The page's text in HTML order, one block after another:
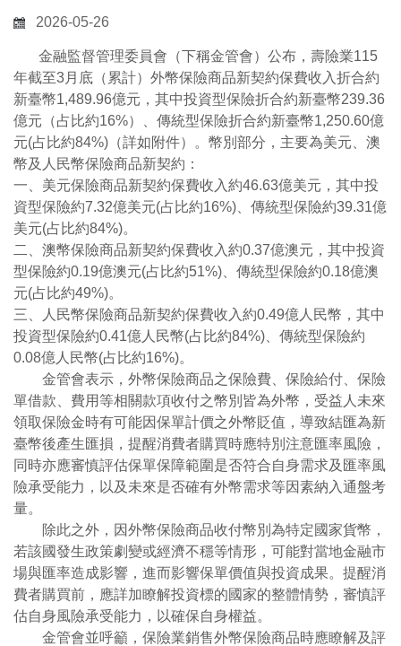
2026-05-26
金融監督管理委員會（下稱金管會）公布，壽險業115
年截至3月底（累計）外幣保險商品新契約保費收入折合約
新臺幣1,489.96億元，其中投資型保險折合約新臺幣239.36
億元（占比約16%）、傳統型保險折合約新臺幣1,250.60億
元(占比約84%)（詳如附件）。幣別部分，主要為美元、澳
幣及人民幣保險商品新契約：
一、美元保險商品新契約保費收入約46.63億美元，其中投
資型保險約7.32億美元(占比約16%)、傳統型保險約39.31億
美元(占比約84%)。
二、澳幣保險商品新契約保費收入約0.37億澳元，其中投資
型保險約0.19億澳元(占比約51%)、傳統型保險約0.18億澳
元(占比約49%)。
三、人民幣保險商品新契約保費收入約0.49億人民幣，其中
投資型保險約0.41億人民幣(占比約84%)、傳統型保險約
0.08億人民幣(占比約16%)。
金管會表示，外幣保險商品之保險費、保險給付、保險
單借款、費用等相關款項收付之幣別皆為外幣，受益人未來
領取保險金時有可能因保單計價之外幣貶值，導致結匯為新
臺幣後產生匯損，提醒消費者購買時應特別注意匯率風險，
同時亦應審慎評估保單保障範圍是否符合自身需求及匯率風
險承受能力，以及未來是否確有外幣需求等因素納入通盤考
量。
除此之外，因外幣保險商品收付幣別為特定國家貨幣，
若該國發生政策劇變或經濟不穩等情形，可能對當地金融市
場與匯率造成影響，進而影響保單價值與投資成果。提醒消
費者購買前，應詳加瞭解投資標的國家的整體情勢，審慎評
估自身風險承受能力，以確保自身權益。
金管會並呼籲，保險業銷售外幣保險商品時應瞭解及評